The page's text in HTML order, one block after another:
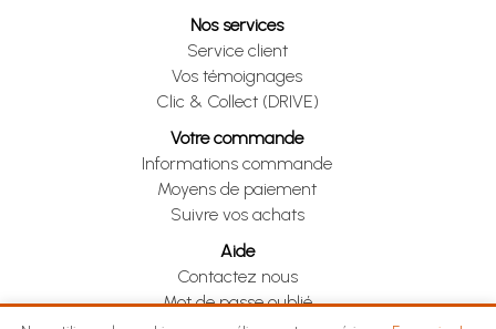
Nos services
Service client
Vos témoignages
Clic & Collect (DRIVE)
Votre commande
Informations commande
Moyens de paiement
Suivre vos achats
Aide
Contactez nous
Mot de passe oublié